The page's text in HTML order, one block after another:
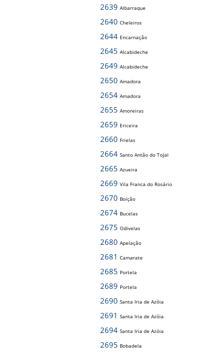
2639 Albarraque
2640 Cheleiros
2644 Encarnação
2645 Alcabideche
2649 Alcabideche
2650 Amadora
2654 Amadora
2655 Amoreiras
2659 Ericeira
2660 Frielas
2664 Santo Antão do Tojal
2665 Azueira
2669 Vila Franca do Rosário
2670 Boição
2674 Bucelas
2675 Odivelas
2680 Apelação
2681 Camarate
2685 Portela
2689 Portela
2690 Santa Iria de Azóia
2691 Santa Iria de Azóia
2694 Santa Iria de Azóia
2695 Bobadela